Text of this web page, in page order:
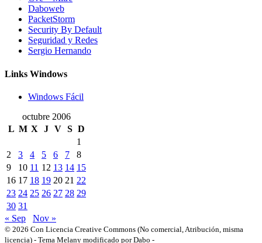
Daboweb
PacketStorm
Security By Default
Seguridad y Redes
Sergio Hernando
Links Windows
Windows Fácil
octubre 2006
L M X J V S D
1
2
3 4 5 6 7
8
9
10 11 12 13 14 15
16 17 18 19 20 21 22
23 24 25 26 27 28 29
30 31
« Sep
Nov »
© 2026 Con Licencia Creative Commons (No comercial, Atribución, misma
licencia) - Tema Melany modificado por Dabo -